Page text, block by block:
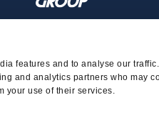
features and to analyse our
and analytics partners who may
your use of their services.
with